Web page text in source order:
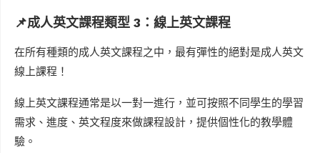
📌成人英文課程類型 3：線上英文課程
在所有種類的成人英文課程之中，最有彈性的絕對是成人英文
線上課程！
線上英文課程通常是以一對一進行，並可按照不同學生的學習
需求、進度、英文程度來做課程設計，提供個性化的教學體
驗。